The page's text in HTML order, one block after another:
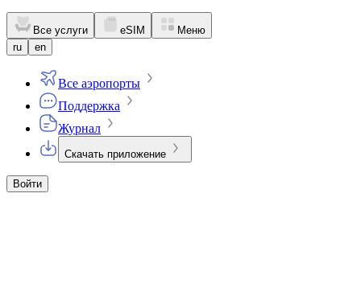
Все услуги eSIM
Меню
ru
en
Все аэропорты
Поддержка
Журнал
Скачать приложение
Войти